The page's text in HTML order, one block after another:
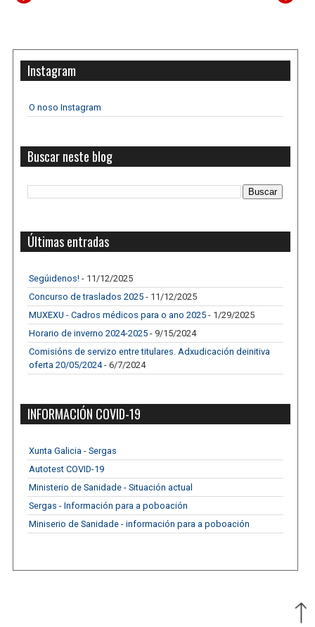
Instagram
O noso Instagram
Buscar neste blog
Últimas entradas
Segúidenos! - 11/12/2025
Concurso de traslados 2025 - 11/12/2025
MUXEXU - Cadros médicos para o ano 2025 - 1/29/2025
Horario de inverno 2024-2025 - 9/15/2024
Comisións de servizo entre titulares. Adxudicación deinitiva
oferta 20/05/2024- 6/7/2024
INFORMACIÓN COVID-19
Xunta Galicia - Sergas
Autotest COVID-19
Ministerio de Sanidade - Situación actual
Sergas - Información para a poboación
Miniserio de Sanidade - información para a poboación